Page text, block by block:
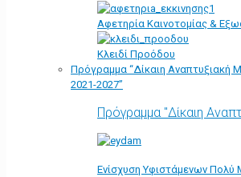
Αφετηρία Kαινοτομίας &
Κλειδί Προόδου
Πρόγραμμα “Δίκαιη Αναπτυξιακή
2021-2027”
Πρόγραμμα "Δίκαιη
Ενίσχυση Υφιστάμενων Πολύ